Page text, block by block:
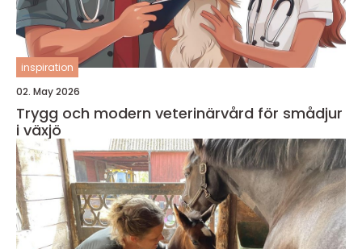
inspiration
02. May 2026
Trygg och modern veterinärvård för smådjur
i växjö